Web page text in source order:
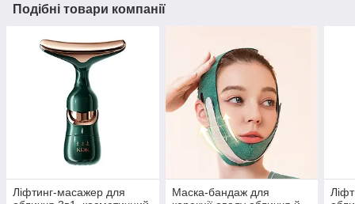
Подібні товари компанії
Ліфтинг-масажер для
Маска-бандаж для